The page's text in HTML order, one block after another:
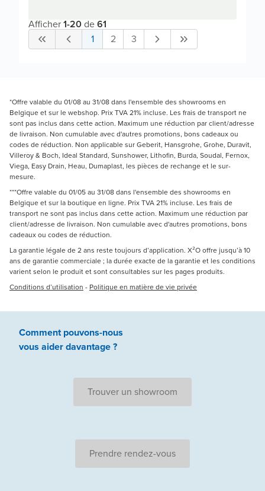
Afficher1-20de61
1
2 3
*Offre valable du 01/08 au 31/08 dans l'ensemble des showrooms en
Belgique et sur le webshop. Prix TVA 21% incluse. Les frais de transport ne
sont pas inclus dans cette action. Maximum une réduction par client/adresse
de livraison. Non cumulable avec d'autres promotions, bons cadeaux ou
codes de réduction. Non applicable sur Geberit, Hansgrohe, Grohe, Duravit,
Villeroy & Boch, Ideal Standard, Sunshower, Lithofin, Burda, Soudal, Fernox,
Viega, Easy Drain, Heau, Dumaplast, les pièces de rechange et le sur-
mesure.
***Offre valable du 01/05 au 31/08 dans l'ensemble des showrooms en
Belgique et sur la boutique en ligne. Prix TVA 21% incluse. Les frais de
transport ne sont pas inclus dans cette action. Maximum une réduction par
client/adresse de livraison. Non cumulable avec d'autres promotions, bons
cadeaux ou codes de réduction.
La garantie légale de 2 ans reste toujours d’application. X²O offre jusqu’à 10
ans de garantie commerciale ; la durée exacte de la garantie et les conditions
varient selon le produit et sont consultables sur les pages produits.
Conditions d’utilisation - Politique en matière de vie privée
Comment pouvons-nous
vous aiderdavantage ?
Trouver un showroom
Prendre rendez-vous